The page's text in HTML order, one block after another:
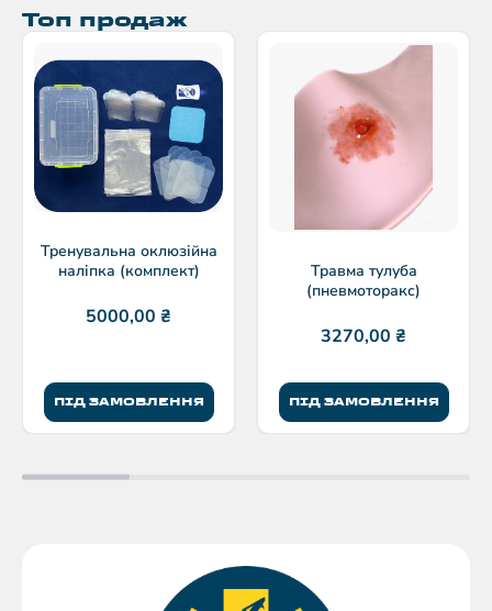
Топ продаж
Тренувальна оклюзійна
наліпка (комплект)
5000,00 ₴
ПІД ЗАМОВЛЕННЯ
Травма тулуба
(пневмоторакс)
3270,00 ₴
ПІД ЗАМОВЛЕННЯ